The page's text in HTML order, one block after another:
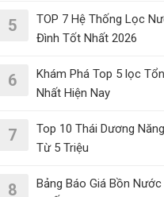
5
TOP 7 Hệ Thống Lọc
Đình Tốt Nhất 2026
6
Khám Phá Top 5 lọc
Nhất Hiện Nay
7
Top 10 Thái Dương
Từ 5 Triệu
8
Bảng Báo Giá Bồn